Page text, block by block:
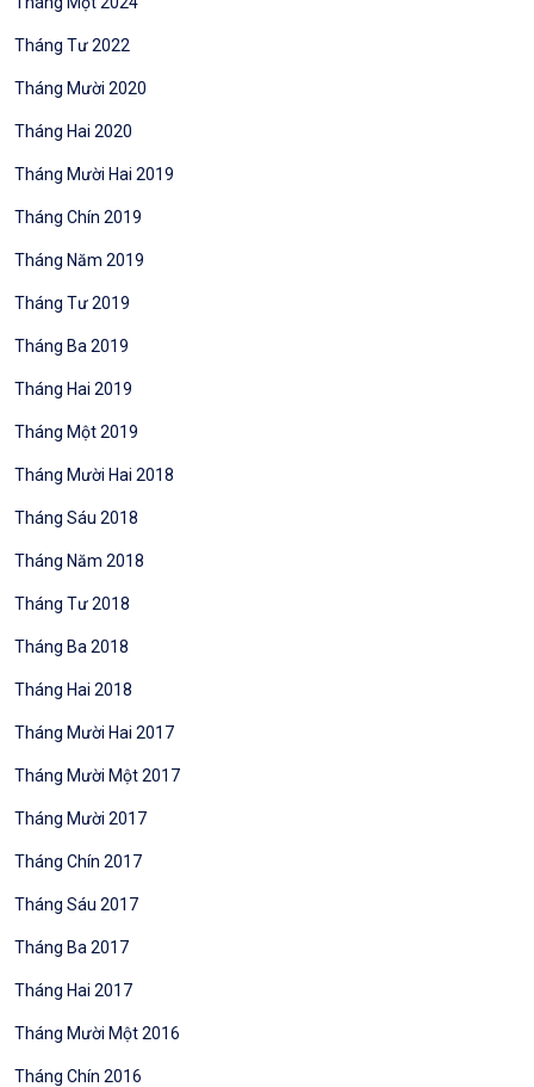
Tháng Tư 2022
Tháng Mười 2020
Tháng Hai 2020
Tháng Mười Hai 2019
Tháng Chín 2019
Tháng Năm 2019
Tháng Tư 2019
Tháng Ba 2019
Tháng Hai 2019
Tháng Một 2019
Tháng Mười Hai 2018
Tháng Sáu 2018
Tháng Năm 2018
Tháng Tư 2018
Tháng Ba 2018
Tháng Hai 2018
Tháng Mười Hai 2017
Tháng Mười Một 2017
Tháng Mười 2017
Tháng Chín 2017
Tháng Sáu 2017
Tháng Ba 2017
Tháng Hai 2017
Tháng Mười Một 2016
Tháng Chín 2016